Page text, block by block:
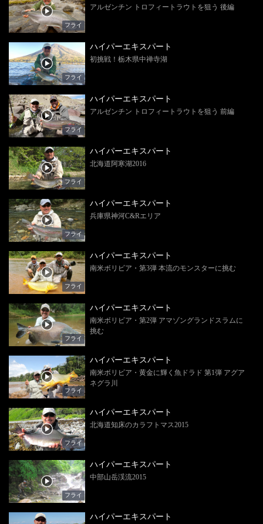
フライ
アルゼンチン トロフィートラウトを狙う 後編
フライ
ハイパーエキスパート
初挑戦！栃木県中禅寺湖
フライ
ハイパーエキスパート
アルゼンチン トロフィートラウトを狙う 前編
フライ
ハイパーエキスパート
北海道阿寒湖2016
フライ
ハイパーエキスパート
兵庫県神河C&Rエリア
フライ
ハイパーエキスパート
南米ボリビア・第3弾 本流のモンスターに挑む
フライ
ハイパーエキスパート
南米ボリビア・第2弾 アマゾングランドスラムに
挑む
フライ
ハイパーエキスパート
南米ボリビア・黄金に輝く魚ドラド 第1弾 アグア
ネグラ川
フライ
ハイパーエキスパート
北海道知床のカラフトマス2015
フライ
ハイパーエキスパート
中部山岳渓流2015
ハイパーエキスパート